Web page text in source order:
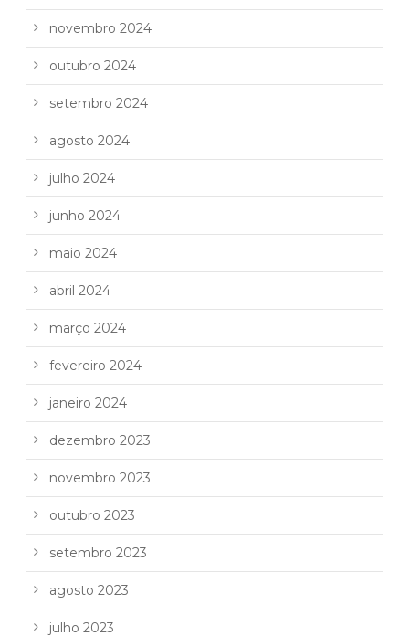
novembro 2024
outubro 2024
setembro 2024
agosto 2024
julho 2024
junho 2024
maio 2024
abril 2024
março 2024
fevereiro 2024
janeiro 2024
dezembro 2023
novembro 2023
outubro 2023
setembro 2023
agosto 2023
julho 2023